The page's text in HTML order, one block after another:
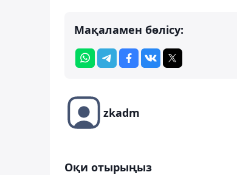
Мақаламен бөлісу:
zkadm
Оқи отырыңыз